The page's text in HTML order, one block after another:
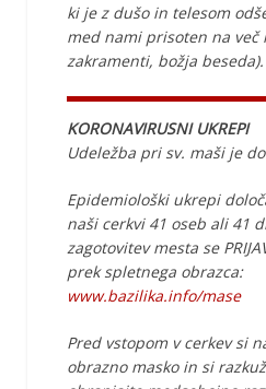
ki je z dušo in telesom
med nami prisoten na več
zakramenti, božja beseda).
KORONAVIRUSNI UKREPI
Udeležba pri sv. maši je
Epidemiološki ukrepi
naši cerkvi 41 oseb ali 41
zagotovitev mesta se
prek spletnega obrazca:
www.bazilika.info/mase
Pred vstopom v cerkev si
obrazno masko in si